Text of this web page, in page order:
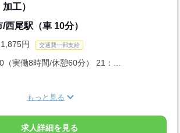
工）
西尾駅（車 10分）
円 交通費一部支給
実働8時間/休憩60分） 21：...
もっと見る
求人詳細を見る